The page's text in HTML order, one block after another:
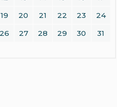
19 20 21 22 23
24
26 27 28 29 30 31